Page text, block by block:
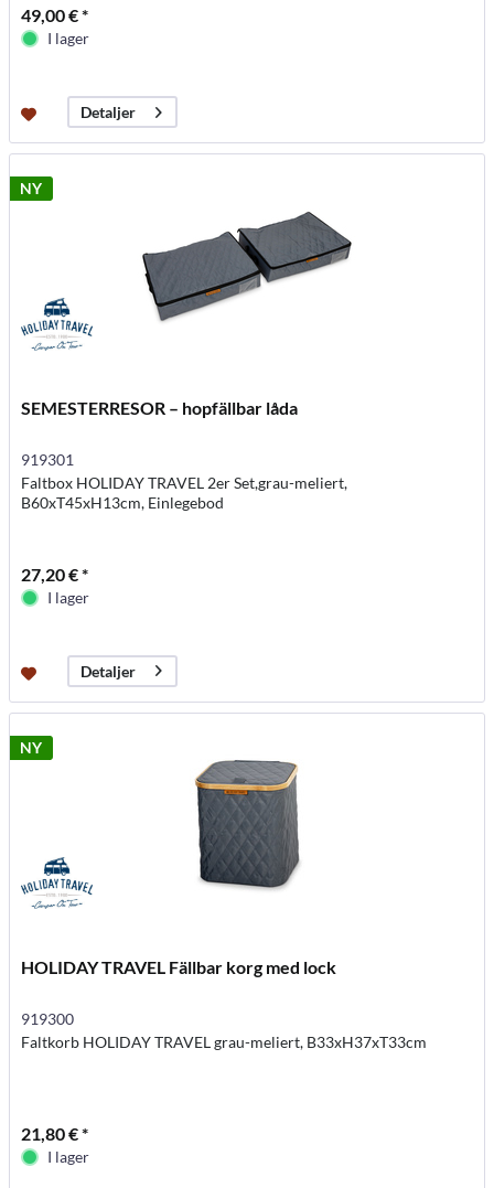
49,00 € *
I lager
Detaljer
NY
SEMESTERRESOR – hopfällbar låda
919301
Faltbox HOLIDAY TRAVEL 2er Set,grau-meliert,
B60xT45xH13cm, Einlegebod
27,20 € *
I lager
Detaljer
NY
HOLIDAY TRAVEL Fällbar korg med lock
919300
Faltkorb HOLIDAY TRAVEL grau-meliert, B33xH37xT33cm
21,80 € *
I lager